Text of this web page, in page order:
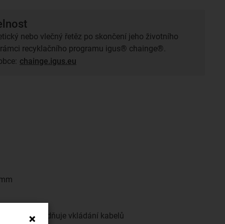
nebo vlečný řetěz po skončení jeho životního
recyklačního programu igus® chainge®.
chainge.igus.eu
což usnadňuje vkládání kabelů